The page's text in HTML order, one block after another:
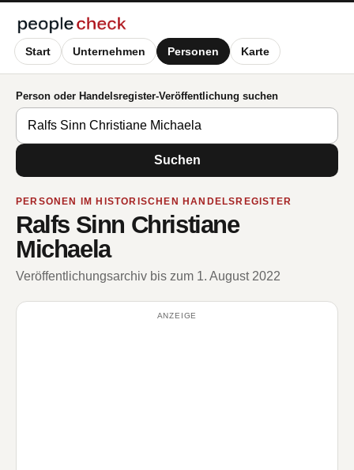
Start Unternehmen Personen Karte
Person oder Handelsregister-Veröffentlichung suchen
Suchen
PERSONEN IM HISTORISCHEN HANDELSREGISTER
Ralfs Sinn Christiane
Michaela
Veröffentlichungsarchiv bis zum 1. August 2022
ANZEIGE